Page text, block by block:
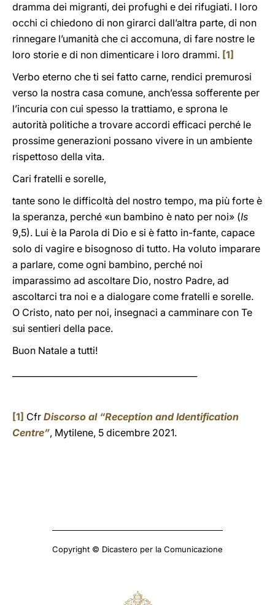
dramma dei migranti, dei profughi e dei rifugiati. I loro
occhi ci chiedono di non girarci dall’altra parte, di non
rinnegare l’umanità che ci accomuna, di fare nostre le
loro storie e di non dimenticare i loro drammi. [1]
Verbo eterno che ti sei fatto carne, rendici premurosi
verso la nostra casa comune, anch’essa sofferente per
l’incuria con cui spesso la trattiamo, e sprona le
autorità politiche a trovare accordi efficaci perché le
prossime generazioni possano vivere in un ambiente
rispettoso della vita.
Cari fratelli e sorelle,
tante sono le difficoltà del nostro tempo, ma più forte è
la speranza, perché «un bambino è nato per noi» (Is
9,5). Lui è la Parola di Dio e si è fatto in-fante, capace
solo di vagire e bisognoso di tutto. Ha voluto imparare
a parlare, come ogni bambino, perché noi
imparassimo ad ascoltare Dio, nostro Padre, ad
ascoltarci tra noi e a dialogare come fratelli e sorelle.
O Cristo, nato per noi, insegnaci a camminare con Te
sui sentieri della pace.
Buon Natale a tutti!
[1] Cfr Discorso al “Reception and Identification
Centre”, Mytilene, 5 dicembre 2021.
Copyright © Dicastero per la Comunicazione